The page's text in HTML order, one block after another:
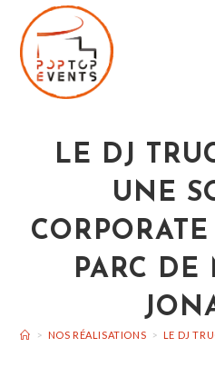
content
LE DJ
UNE
PARC DE
> NOS RÉALISATIONS > LE DJ